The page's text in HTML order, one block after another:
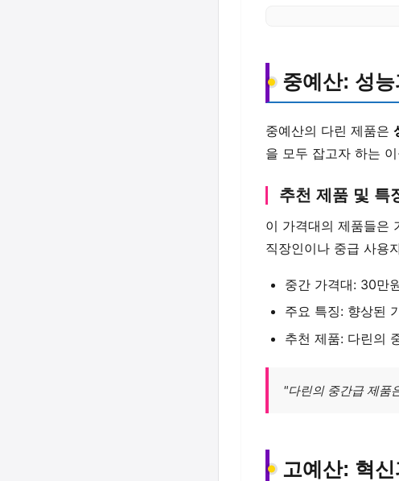
중예산: 성
중예산의 다린 제품은
을 모두 잡고자 하는
추천 제품 및 특
이 가격대의 제품들은
직장인이나 중급 사용
중간 가격대: 30만
주요 특징: 향상된
추천 제품: 다린의
"다린의 중간급 제품
고예산: 혁